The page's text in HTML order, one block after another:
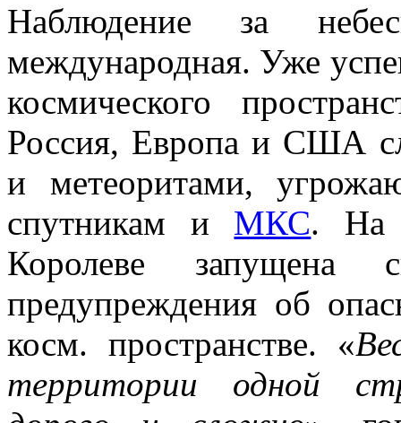
Наблюдение за
международная. Уже
космического
Россия, Европа и США
и метеоритами,
спутникам и МКС. На
Королеве запущена
предупреждения об
косм. пространстве. «
территории одной